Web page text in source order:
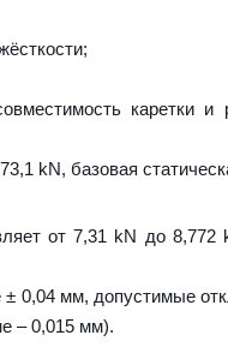
каретки
kN, базовая
от 7,31 kN до
0,04 мм, допустимые
– 0,015 мм).